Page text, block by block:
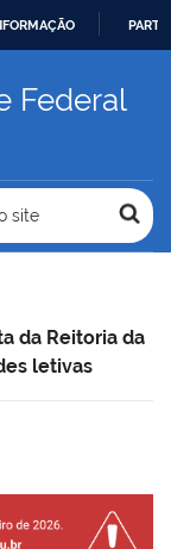
Federal
site
da Reitoria da
letivas